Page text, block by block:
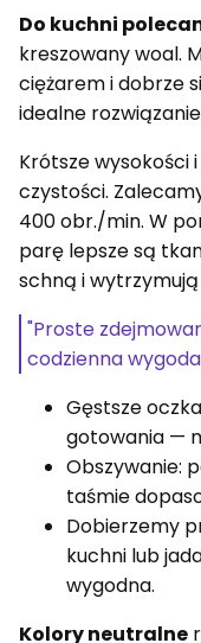
Do kuchni
kreszowany woal.
ciężarem i dobrze
idealne
Krótsze wysokości
czystości.
400 obr./min. W
parę lepsze są
schną i
"Proste
codzienna
Gęstsze
gotowania —
Obszywanie:
taśmie
Dobierzemy
kuchni lub
wygodna.
Kolory neutralne